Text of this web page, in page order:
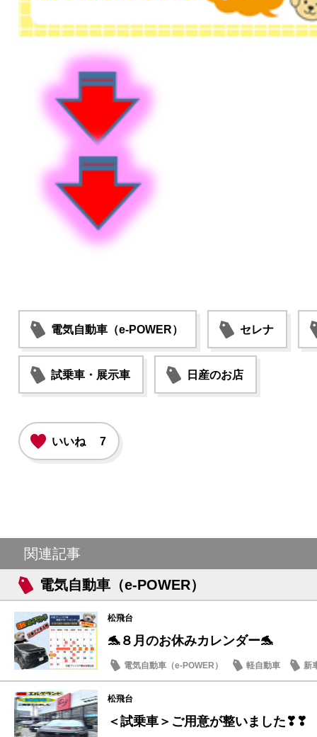
電気自動車（e-POWER） セレナ
試乗車・展示車 日産のお店
いいね 7
関連記事
電気自動車（e-POWER）
松飛台
🐬８月のお休みカレンダー🐬
電気自動車（e-POWER） 軽自動車
新
日産のお店
松飛台
＜試乗車＞ご用意が整いました❣❣